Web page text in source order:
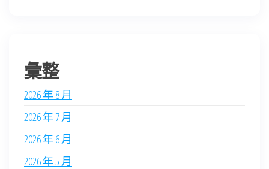
彙整
2026 年 8 月
2026 年 7 月
2026 年 6 月
2026 年 5 月